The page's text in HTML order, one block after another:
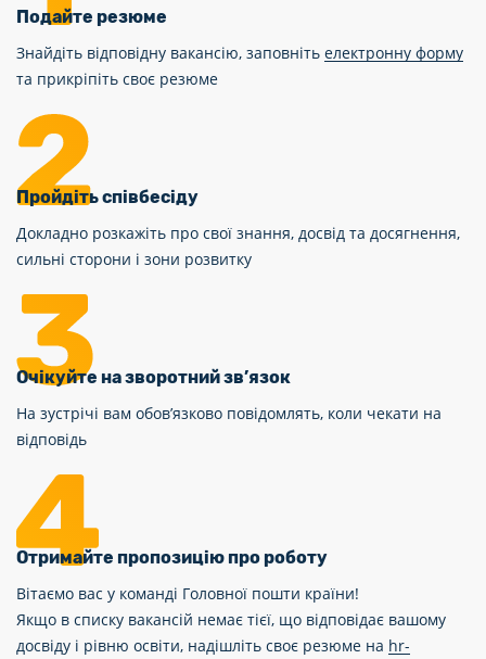
Подайте резюме
Знайдіть відповідну вакансію, заповніть електронну форму
та прикріпіть своє резюме
Пройдіть співбесіду
Докладно розкажіть про свої знання, досвід та досягнення,
сильні сторони і зони розвитку
Очікуйте на зворотний зв’язок
На зустрічі вам обов’язково повідомлять, коли чекати на
відповідь
Отримайте пропозицію про роботу
Вітаємо вас у команді Головної пошти країни!
Якщо в списку вакансій немає тієї, що відповідає вашому
досвіду і рівню освіти, надішліть своє резюме на hr-